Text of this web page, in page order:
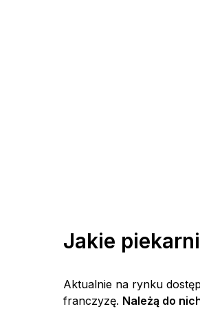
Jakie
Aktualnie na rynku
franczyzę. Należą do